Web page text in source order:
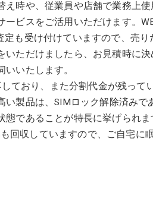
え時や、従業員や店舗で業務上
ビスをご活用いただけます。
も受け付けていますので、売り
いただけましたら、お見積時に
いいたします。
ており、また分割代金が残って
い製品は、SIMロック解除済みで
態であることが特長に挙げられ
回収していますので、ご自宅に